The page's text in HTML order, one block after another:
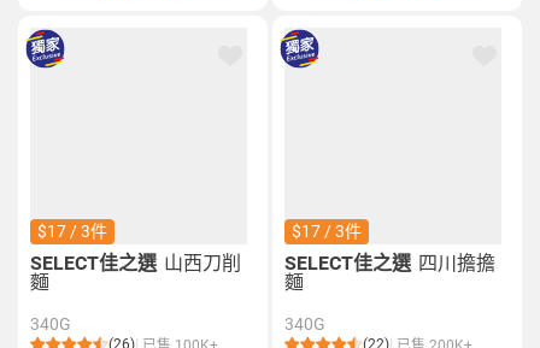
$17 / 3件
SELECT佳之選 山西刀削
麵
340G
(26)
$17 / 3件
SELECT佳之選 四川擔擔
麵
340G
(22)